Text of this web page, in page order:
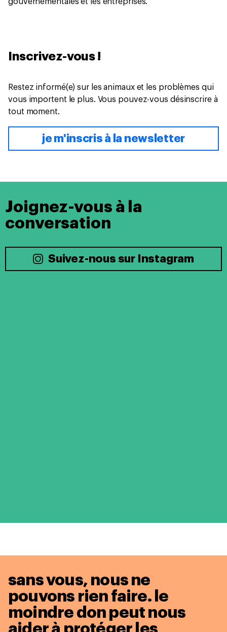
Inscrivez-vous !
Restez informé(e) sur les animaux et les problèmes qui
vous importent le plus. Vous pouvez-vous désinscrire à
tout moment.
je m'inscris à la newsletter
Joignez-vous à la
conversation
Suivez-nous sur Instagram
sans vous, nous ne
pouvons rien faire. le
moindre don peut nous